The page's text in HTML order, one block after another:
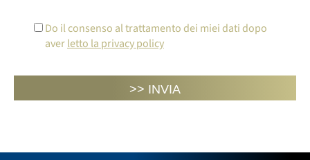
Do il consenso al trattamento dei miei dati dopo
averletto la privacy policy